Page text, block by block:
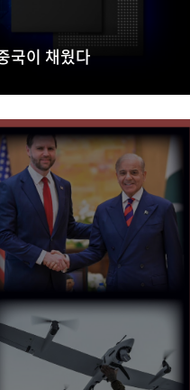
국이 채웠다